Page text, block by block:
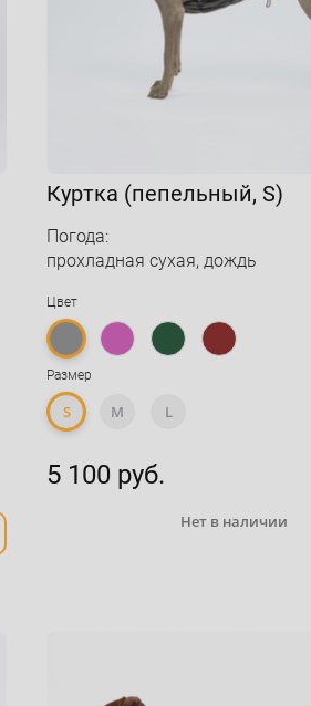
Куртка (пепельный, S)
Погода:
прохладная сухая, дождь
Цвет
Размер
S M L
5 100 руб.
Нет в наличии